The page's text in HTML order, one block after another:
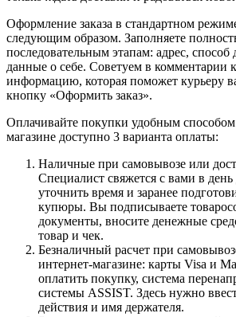
Оформление заказа в стандартном
следующим образом. Заполняете
последовательным этапам: адрес, способ
данные о себе. Советуем в комментарии к
информацию, которая поможет курьеру
кнопку «Оформить заказ».
Оплачивайте покупки удобным
магазине доступно 3 варианта оплаты:
Наличные при самовывозе или
Специалист свяжется с вами в
уточнить время и заранее
купюры. Вы подписываете
документы, вносите денежные
товар и чек.
Безналичный расчет при
интернет-магазине: карты Visa и
оплатить покупку, система
системы ASSIST. Здесь нужно
действия и имя держателя.